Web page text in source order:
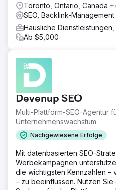
Toronto, Ontario, Canada
SEO, Backlink-Management
Häusliche
Ab $5,000
Devenup SEO
Multi-Plattform-SEO-Agentur
Unternehmenswachstum
Nachgewiesene Erfolge
Mit datenbasierten SEO-
Werbekampagnen
die wichtigsten Kennzahlen –
– zu beeinflussen. Nutzen